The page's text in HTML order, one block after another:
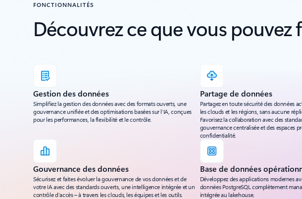
FONCTIONNALITÉS
Découvrez ce que vous pouvez
Gestion des données
Simplifiez la gestion des données avec des formats ouverts, une
gouvernance unifiée et des optimisations basées sur l’IA, conçues
pour les performances, la flexibilité et le contrôle.
Partage de données
Partagez en toute sécurité des données
les clouds et les régions, sans aucune
Favorisez la collaboration avec des
gouvernance centralisée et des espaces
confidentialité.
Gouvernance des données
Sécurisez et faites évoluer la gouvernance de vos données et de
votre IA avec des standards ouverts, une intelligence intégrée et un
contrôle d’accès – à travers les clouds, les équipes et les outils.
Base de données
Développez des applications modernes
données PostgreSQL complètement
intégrée au lakehouse.